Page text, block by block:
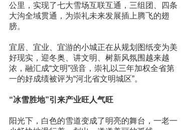
公里，实现了七大雪场互联互通，三组团、四条
大沟全域贯通，为崇礼未来发展插上腾飞的翅
膀。
宜居、宜业、宜游的小城正在从规划图纸变为美
好现实，迎冬奥、讲文明、树新风氛围越来越
浓，融汇成“文明”强音，崇礼以三年加权全省第
一的好成绩被评为“河北省文明城区”。
“冰雪胜地”引来产业旺人气旺
阳光下，白色的雪道变成了明亮的舞台，一老一